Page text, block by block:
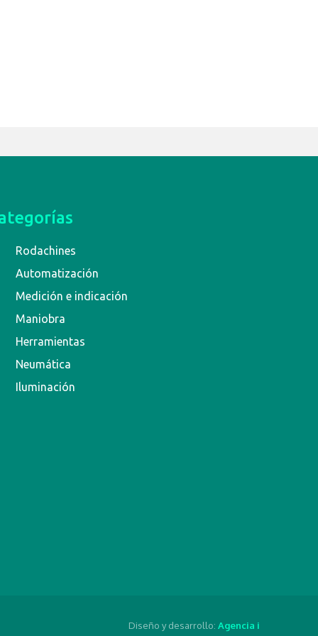
Rodachines
Automatización
Medición e indicación
Maniobra
Herramientas
Neumática
Iluminación
Diseño y desarrollo: Agencia i